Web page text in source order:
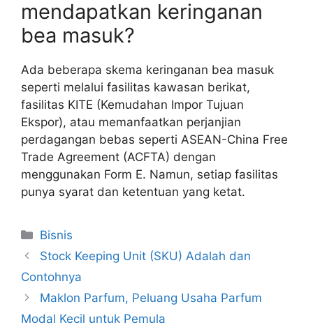
mendapatkan keringanan
bea masuk?
Ada beberapa skema keringanan bea masuk
seperti melalui fasilitas kawasan berikat,
fasilitas KITE (Kemudahan Impor Tujuan
Ekspor), atau memanfaatkan perjanjian
perdagangan bebas seperti ASEAN-China Free
Trade Agreement (ACFTA) dengan
menggunakan Form E. Namun, setiap fasilitas
punya syarat dan ketentuan yang ketat.
Categories
Bisnis
Stock Keeping Unit (SKU) Adalah dan
Contohnya
Maklon Parfum, Peluang Usaha Parfum
Modal Kecil untuk Pemula